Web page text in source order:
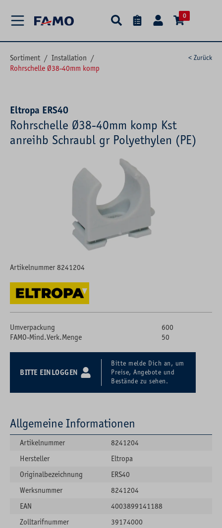
0
Sortiment / Installation /
Rohrschelle Ø38-40mm komp
< Zurück
Eltropa ERS40
Rohrschelle Ø38-40mm komp Kst
anreihb Schraubl gr Polyethylen (PE)
Artikelnummer 8241204
Umverpackung
600
FAMO-Mind.Verk.Menge
50
BITTE EINLOGGEN
Bitte melde Dich an, um
Preise, Angebote und
Bestände zu sehen.
Allgemeine Informationen
Artikelnummer
8241204
Hersteller
Eltropa
Originalbezeichnung
ERS40
Werksnummer
8241204
EAN
4003899141188
Zolltarifnummer
39174000